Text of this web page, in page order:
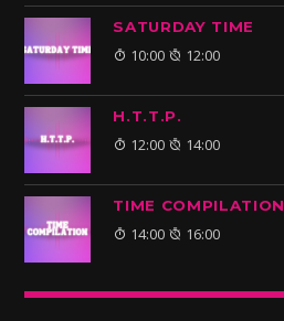
SATURDAY TIME
10:00 12:00
H.T.T.P.
12:00 14:00
TIME COMPILATION
14:00 16:00